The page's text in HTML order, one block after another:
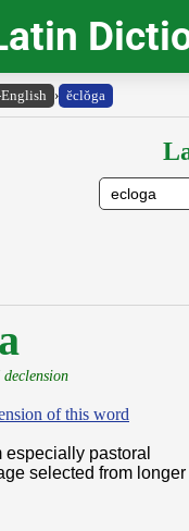
› ĕclŏga
of this word
especially pastoral
selected from